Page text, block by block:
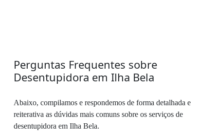
Perguntas Frequentes sobre
Desentupidora em Ilha Bela
Abaixo, compilamos e respondemos de forma detalhada e
reiterativa as dúvidas mais comuns sobre os serviços de
desentupidora em Ilha Bela.